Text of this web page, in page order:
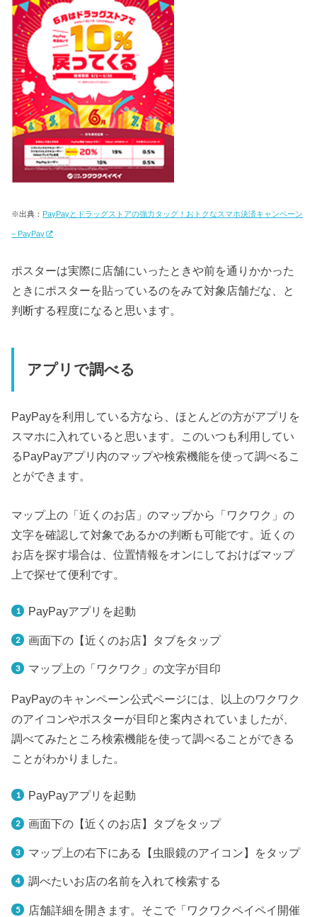
※出典： PayPayとドラッグストアの強力タッグ！おトクなスマホ決済キャンペーン
– PayPay
ポスターは実際に店舗にいったときや前を通りかかった
ときにポスターを貼っているのをみて対象店舗だな、と
判断する程度になると思います。
アプリで調べる
PayPayを利用している方なら、ほとんどの方がアプリを
スマホに入れていると思います。このいつも利用してい
るPayPayアプリ内のマップや検索機能を使って調べるこ
とができます。
マップ上の「近くのお店」のマップから「ワクワク」の
文字を確認して対象であるかの判断も可能です。近くの
お店を探す場合は、位置情報をオンにしておけばマップ
上で探せて便利です。
PayPayアプリを起動
画面下の【近くのお店】タブをタップ
マップ上の「ワクワク」の文字が目印
PayPayのキャンペーン公式ページには、以上のワクワク
のアイコンやポスターが目印と案内されていましたが、
調べてみたところ検索機能を使って調べることができる
ことがわかりました。
PayPayアプリを起動
画面下の【近くのお店】タブをタップ
マップ上の右下にある【虫眼鏡のアイコン】をタップ
調べたいお店の名前を入れて検索する
店舗詳細を開きます。そこで「ワクワクペイペイ開催